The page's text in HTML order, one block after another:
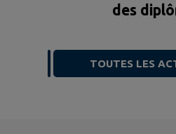
des
TOUTES LES